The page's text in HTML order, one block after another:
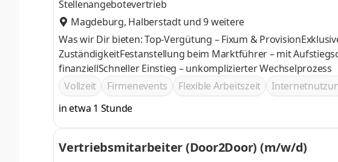
Stellenangebotevertrieb
Magdeburg, Halberstadtund 9 weitere
Was wir Dir bieten: Top-Vergütung – Fixum &
ZuständigkeitFestanstellung beim Marktführer – mit
finanziellSchneller Einstieg – unkomplizierter Wechselprozess
Vollzeit
Firmenevents Flexible Arbeitszeit
in etwa 1 Stunde
Vertriebsmitarbeiter (Door2Door) (m/w/d)